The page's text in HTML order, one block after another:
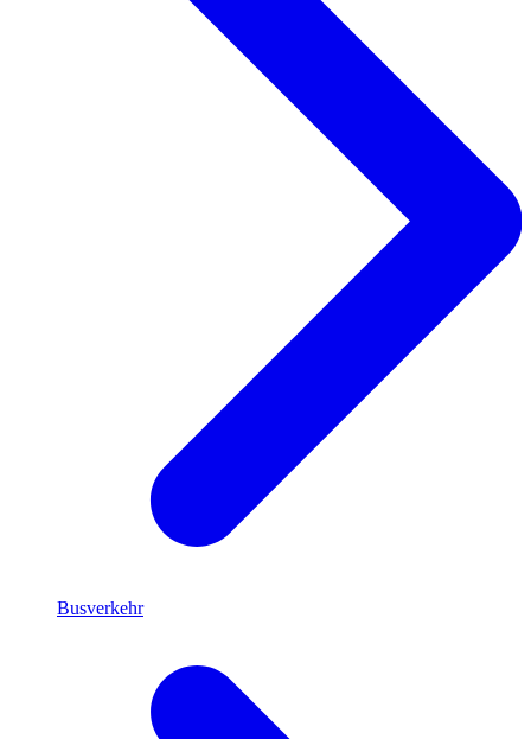
Busverkehr